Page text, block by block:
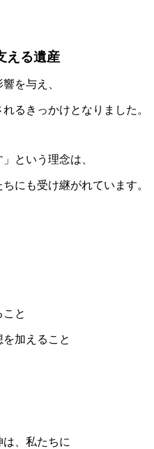
える遺産
を与え、
るきっかけとなりました。
という理念は、
にも受け継がれています。
こと
を加えること
、私たちに